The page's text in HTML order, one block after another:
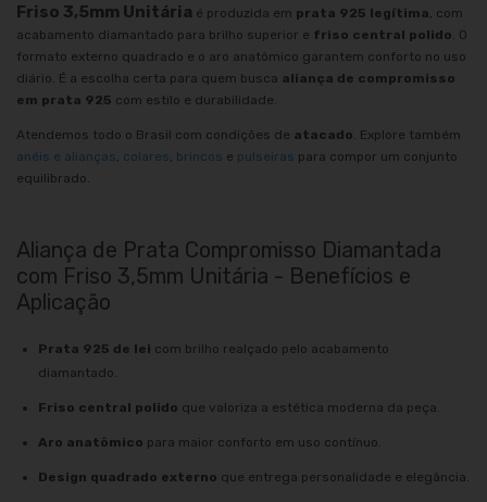
Friso 3,5mm Unitária é produzida em prata 925 legítima, com
acabamento diamantado para brilho superior e friso central polido. O
formato externo quadrado e o aro anatômico garantem conforto no uso
diário. É a escolha certa para quem busca aliança de compromisso
em prata 925 com estilo e durabilidade.
Atendemos todo o Brasil com condições de atacado. Explore também
anéis e alianças, colares, brincos e pulseiras para compor um conjunto
equilibrado.
Aliança de Prata Compromisso Diamantada
com Friso 3,5mm Unitária - Benefícios e
Aplicação
Prata 925 de lei com brilho realçado pelo acabamento
diamantado.
Friso central polido que valoriza a estética moderna da peça.
Aro anatômico para maior conforto em uso contínuo.
Design quadrado externo que entrega personalidade e elegância.